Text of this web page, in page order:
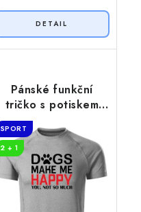
Pánské funkční
tričko s potiskem
Dogs make me
happy
SPORT
2 + 1